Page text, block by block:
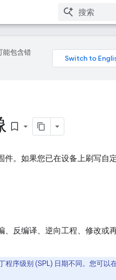
能包含错
bookmark_border
。如果您已在设备上刷写自
、反编译、逆向工程、修改或
程序级别 (SPL) 日期不同。您可以